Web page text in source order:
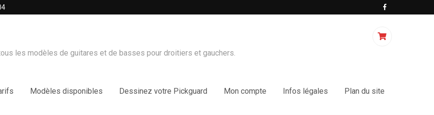
les modèles de guitares et de basses pour droitiers et gauchers.
Modèles disponibles Dessinez votre Pickguard Mon compte Infos légales Plan du site